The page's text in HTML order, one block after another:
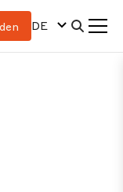
DE